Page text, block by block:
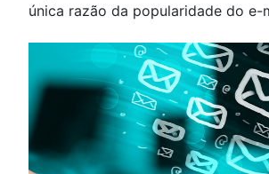
única razão da popularidade do e-